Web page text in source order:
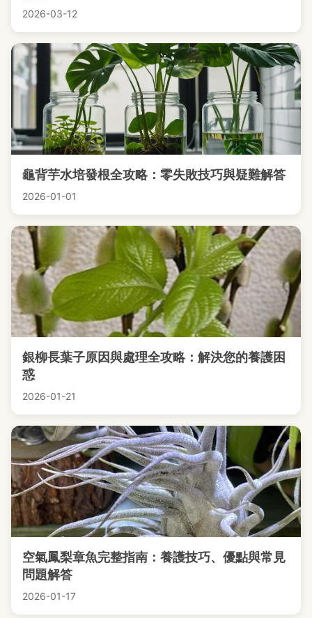
2026-03-12
龜背芋水培發根全攻略：零失敗技巧與疑難解答
2026-01-01
銀柳長葉子原因與處理全攻略：解決您的養護困
惑
2026-01-21
空氣鳳梨章魚完整指南：養護技巧、優點與常見
問題解答
2026-01-17